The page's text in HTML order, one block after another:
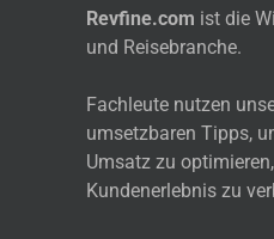
Revfine.com ist die
und Reisebranche.
Fachleute nutzen
umsetzbaren Tipps,
Umsatz zu
Kundenerlebnis zu